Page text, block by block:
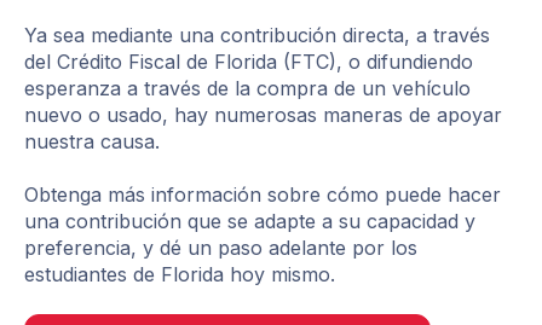
Ya sea mediante una contribución directa, a través
del Crédito Fiscal de Florida (FTC), o difundiendo
esperanza a través de la compra de un vehículo
nuevo o usado, hay numerosas maneras de apoyar
nuestra causa.
Obtenga más información sobre cómo puede hacer
una contribución que se adapte a su capacidad y
preferencia, y dé un paso adelante por los
estudiantes de Florida hoy mismo.